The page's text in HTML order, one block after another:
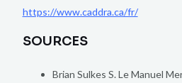
https://www.caddra.ca/fr/
SOURCES
Brian Sulkes S. Le Manuel